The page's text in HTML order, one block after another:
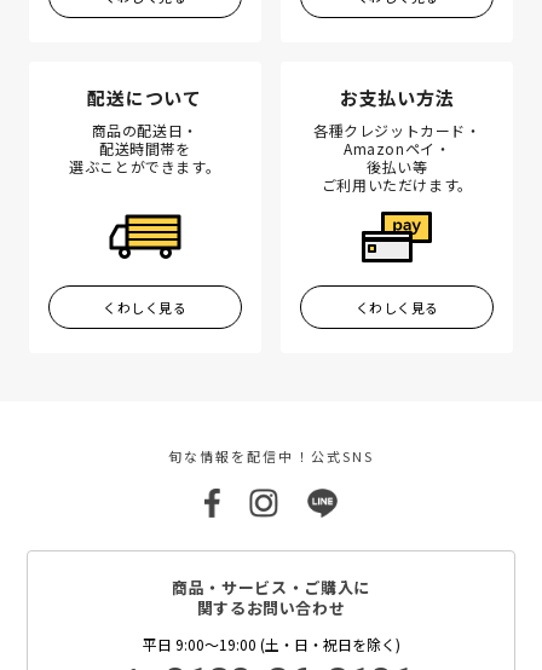
配送について
商品の配送日・
配送時間帯を
選ぶことができます。
くわしく見る
お支払い方法
各種クレジットカード・
Amazonペイ・
後払い等
ご利用いただけます。
くわしく見る
旬な情報を配信中！公式SNS
商品・サービス・ご購入に
関するお問い合わせ
平日 9:00～19:00 (土・日・祝日を除く)